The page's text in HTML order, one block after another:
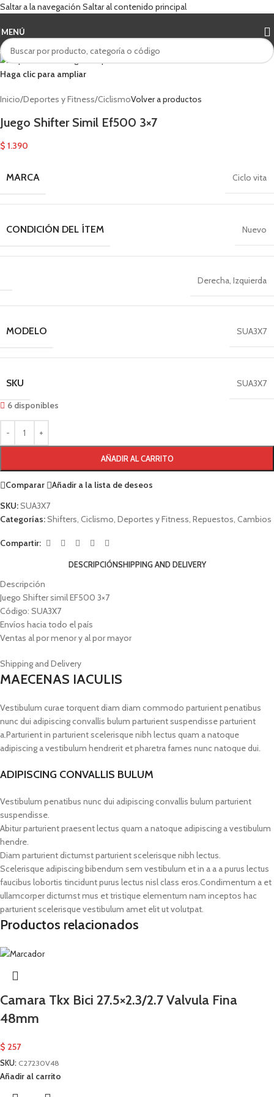
Saltar a la navegación Saltar al contenido principal
MENÚ
Haga clic para ampliar
Inicio/Deportes y Fitness/CiclismoVolver a productos
Juego Shifter Simil Ef500 3×7
$ 1.390
MARCA Ciclo vita
CONDICIÓN DEL ÍTEM Nuevo
Derecha Izquierda
MODELO SUA3X7
SKU
SUA3X7
6 disponibles
AÑADIR AL CARRITO
Comparar
Añadir a la lista de deseos
SKU:SUA3X7
Categorías:Shifters Ciclismo Deportes y Fitness Repuestos Cambios
Compartir:
DESCRIPCIÓNSHIPPING AND DELIVERY
Descripción
Juego Shifter simil EF500 3×7
Código: SUA3X7
Envíos hacia todo el país
Ventas al por menor y al por mayor
Shipping and Delivery
MAECENAS IACULIS
Vestibulum curae torquent diam diam commodo parturient penatibus
nunc dui adipiscing convallis bulum parturient suspendisse parturient
a.Parturient in parturient scelerisque nibh lectus quam a natoque
adipiscing a vestibulum hendrerit et pharetra fames nunc natoque dui.
ADIPISCING CONVALLIS BULUM
Vestibulum penatibus nunc dui adipiscing convallis bulum parturient
suspendisse.
Abitur parturient praesent lectus quam a natoque adipiscing a vestibulum
hendre.
Diam parturient dictumst parturient scelerisque nibh lectus.
Scelerisque adipiscing bibendum sem vestibulum et in a a a purus lectus
faucibus lobortis tincidunt purus lectus nisl class eros.Condimentum a et
ullamcorper dictumst mus et tristique elementum nam inceptos hac
parturient scelerisque vestibulum amet elit ut volutpat.
Productos relacionados
Camara Tkx Bici 27.5×2.3/2.7 Valvula Fina
48mm
$ 257
SKU: C27230V48
Añadir al carrito